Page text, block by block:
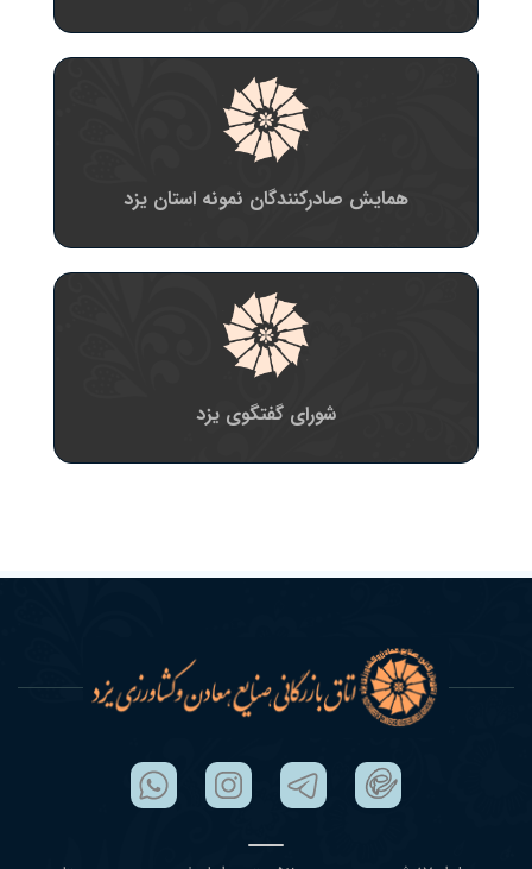
همایش صادرکنندگان نمونه استان یزد
شورای گفتگوی یزد